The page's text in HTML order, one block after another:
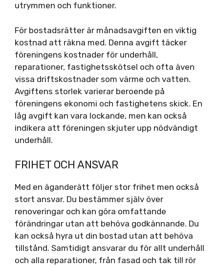
utrymmen och funktioner.
För bostadsrätter är månadsavgiften en viktig
kostnad att räkna med. Denna avgift täcker
föreningens kostnader för underhåll,
reparationer, fastighetsskötsel och ofta även
vissa driftskostnader som värme och vatten.
Avgiftens storlek varierar beroende på
föreningens ekonomi och fastighetens skick. En
låg avgift kan vara lockande, men kan också
indikera att föreningen skjuter upp nödvändigt
underhåll.
FRIHET OCH ANSVAR
Med en äganderätt följer stor frihet men också
stort ansvar. Du bestämmer själv över
renoveringar och kan göra omfattande
förändringar utan att behöva godkännande. Du
kan också hyra ut din bostad utan att behöva
tillstånd. Samtidigt ansvarar du för allt underhåll
och alla reparationer, från fasad och tak till rör